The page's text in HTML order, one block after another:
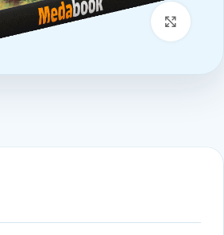
بزرگنمایی تصویر